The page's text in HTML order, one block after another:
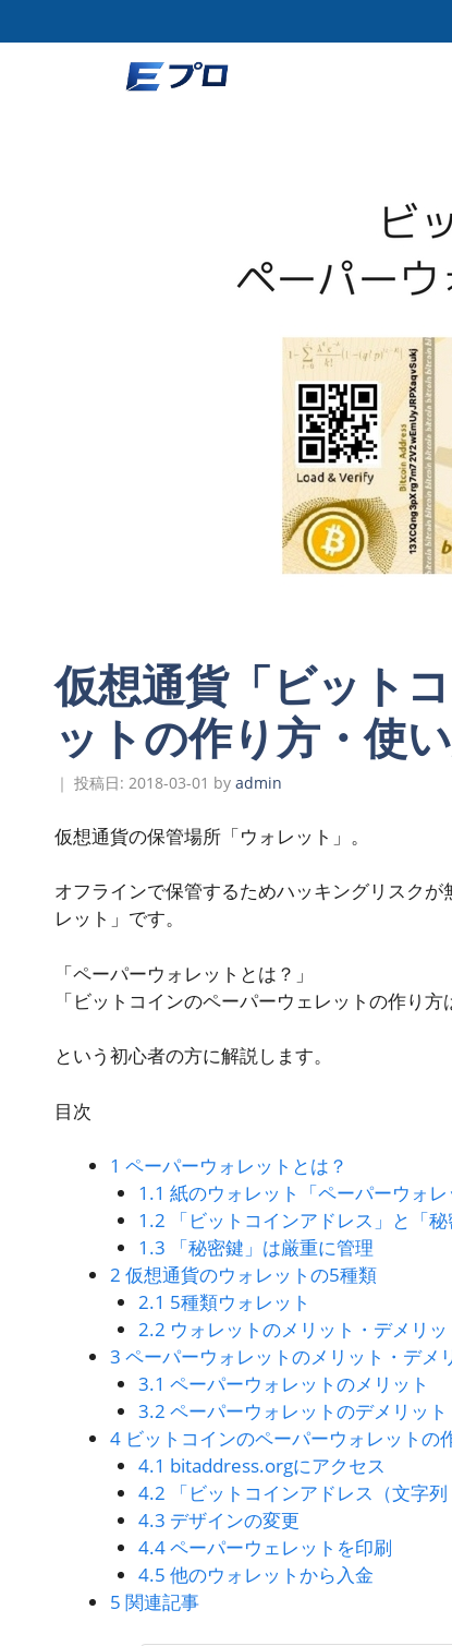
ン
仮想通貨「ビット
ットの作り方・使
2018-03-01 by admin
仮想通貨の保管場所「ウォレット」。
オフラインで保管するためハッキングリスク
レット」です。
「ペーパーウォレットとは？」
「ビットコインのペーパーウェレットの作り方
という初心者の方に解説します。
目次
1 ペーパーウォレットとは？
1.1 紙のウォレット「ペーパーウォレ
1.2 「ビットコインアドレス」と「
1.3 「秘密鍵」は厳重に管理
2 仮想通貨のウォレットの5種類
2.1 5種類ウォレット
2.2 ウォレットのメリット・デメリ
3 ペーパーウォレットのメリット・デメ
3.1 ペーパーウォレットのメリット
3.2 ペーパーウォレットのデメリット
4 ビットコインのペーパーウォレットの
4.1 bitaddress.orgにアクセス
4.2 「ビットコインアドレス（文字
4.3 デザインの変更
4.4ペーパーウェレットを印刷
4.5 他のウォレットから入金
5 関連記事